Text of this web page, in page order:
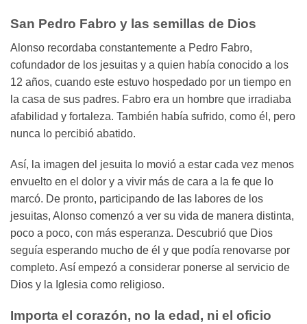
San Pedro Fabro y las semillas de Dios
Alonso recordaba constantemente a Pedro Fabro,
cofundador de los jesuitas y a quien había conocido a los
12 años, cuando este estuvo hospedado por un tiempo en
la casa de sus padres. Fabro era un hombre que irradiaba
afabilidad y fortaleza. También había sufrido, como él, pero
nunca lo percibió abatido.
Así, la imagen del jesuita lo movió a estar cada vez menos
envuelto en el dolor y a vivir más de cara a la fe que lo
marcó. De pronto, participando de las labores de los
jesuitas, Alonso comenzó a ver su vida de manera distinta,
poco a poco, con más esperanza. Descubrió que Dios
seguía esperando mucho de él y que podía renovarse por
completo. Así empezó a considerar ponerse al servicio de
Dios y la Iglesia como religioso.
Importa el corazón, no la edad, ni el oficio